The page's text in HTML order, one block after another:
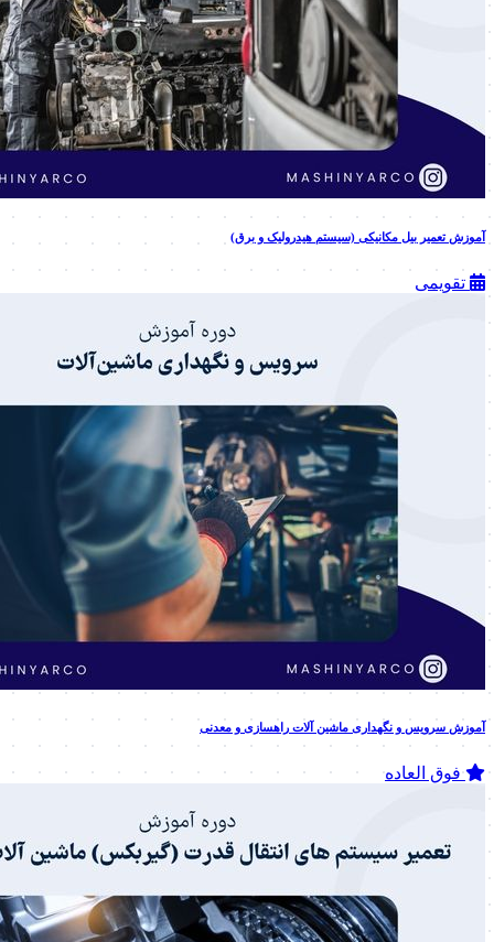
آموزش تعمیر بیل مکانیکی (سیستم هیدرولیک و برق)
تقویمی
آموزش سرویس و نگهداری ماشین آلات راهسازی و معدنی
فوق العاده